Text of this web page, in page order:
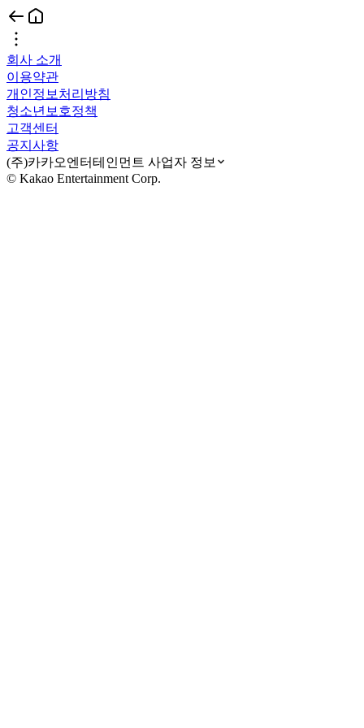
회사 소개
이용약관
개인정보처리방침
청소년보호정책
고객센터
공지사항
(주)카카오엔터테인먼트 사업자 정보
© Kakao Entertainment Corp.